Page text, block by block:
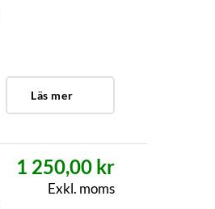
Läs mer
1 250,00 kr
Exkl. moms